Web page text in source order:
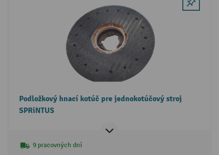
Podložkový hnací kotúč pre jednokotúčový stroj
SPRiNTUS
9 pracovných dní